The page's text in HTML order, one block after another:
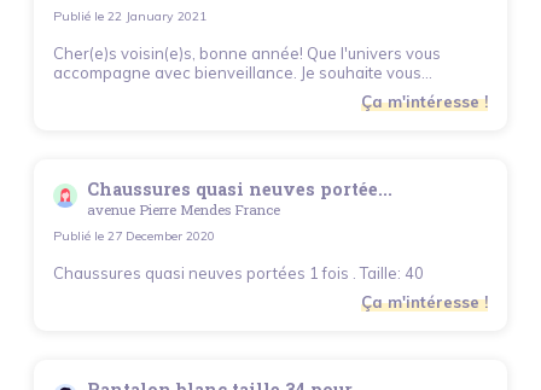
Publié le 22 January 2021
Cher(e)s voisin(e)s, bonne année! Que l'univers vous
accompagne avec bienveillance. Je souhaite vous...
Ça m'intéresse !
Chaussures quasi neuves portée...
avenue Pierre Mendes France
Publié le 27 December 2020
Chaussures quasi neuves portées 1 fois . Taille: 40
Ça m'intéresse !